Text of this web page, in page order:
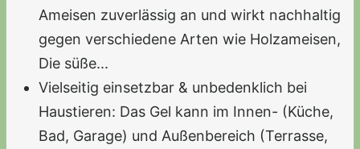
Ameisen zuverlässig an und wirkt nachhaltig
gegen verschiedene Arten wie Holzameisen,
Die süße...
Vielseitig einsetzbar & unbedenklich bei
Haustieren: Das Gel kann im Innen- (Küche,
Bad, Garage) und Außenbereich (Terrasse,